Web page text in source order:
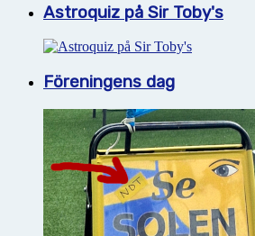
Astroquiz på Sir Toby's
Föreningens dag